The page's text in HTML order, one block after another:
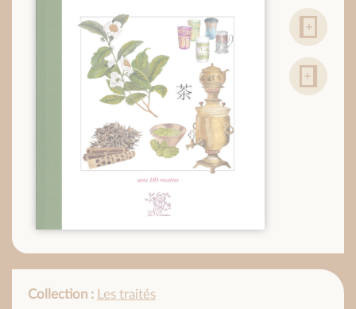
Collection : Les traités